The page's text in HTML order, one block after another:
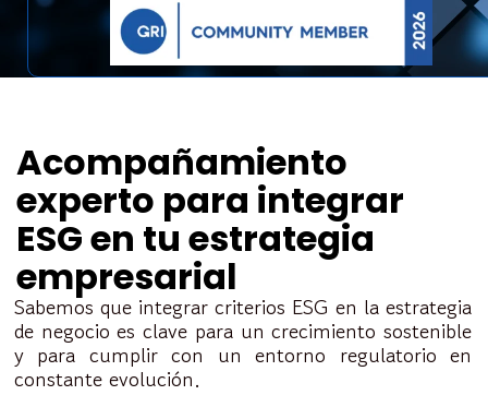
Acompañamiento
experto para integrar
ESG en tu estrategia
empresarial
Sabemos que integrar criterios ESG en la estrategia
de negocio es clave para un crecimiento sostenible
y para cumplir con un entorno regulatorio en
constante evolución.